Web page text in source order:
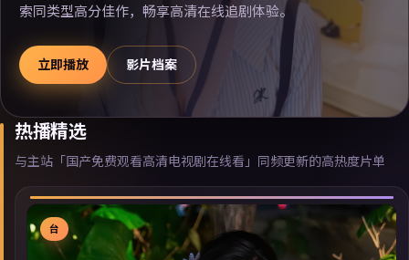
索同类型高分佳作，畅享高清在线追剧体验。
立即播放 影片档案
热播精选
与主站「国产免费观看高清电视剧在线看」同频更新的高热度片单
台